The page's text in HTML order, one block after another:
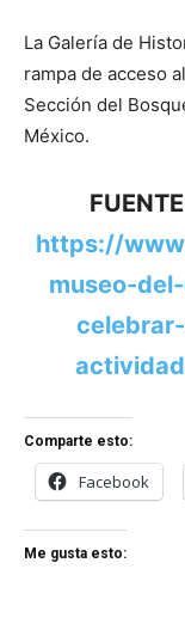
La Galería de
rampa de acceso
Sección del
México.
https://
museo-
Comparte esto:
Facebook
Me gusta esto: